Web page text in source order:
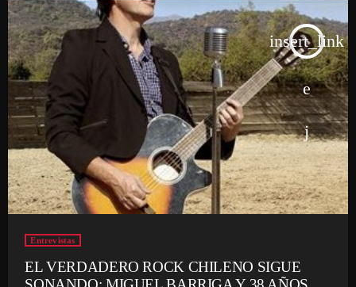
insert_link
Entrevistas
EL VERDADERO ROCK CHILENO SIGUE